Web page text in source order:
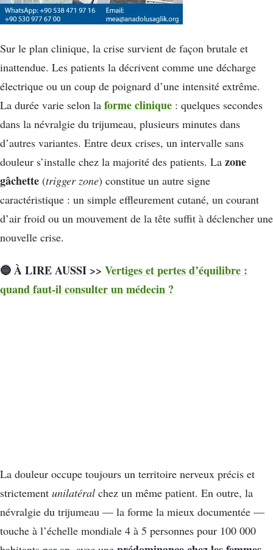
Sur le plan clinique, la crise survient de façon brutale et
inattendue. Les patients la décrivent comme une décharge
électrique ou un coup de poignard d’une intensité extrême.
La durée varie selon la forme clinique : quelques secondes
dans la névralgie du trijumeau, plusieurs minutes dans
d’autres variantes. Entre deux crises, un intervalle sans
douleur s’installe chez la majorité des patients. La zone
gâchette (trigger zone) constitue un autre signe
caractéristique : un simple effleurement cutané, un courant
d’air froid ou un mouvement de la tête suffit à déclencher une
nouvelle crise.
🔵 À LIRE AUSSI >> Vertiges et pertes d’équilibre :
quand faut-il consulter un médecin ?
La douleur occupe toujours un territoire nerveux précis et
strictement unilatéral chez un même patient. En outre, la
névralgie du trijumeau — la forme la mieux documentée —
touche à l’échelle mondiale 4 à 5 personnes pour 100 000